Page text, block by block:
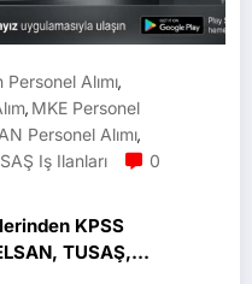
Personel Alımı,
, MKE Personel
Personel Alımı,
Iş Ilanları
0
KPSS
TUSAŞ,